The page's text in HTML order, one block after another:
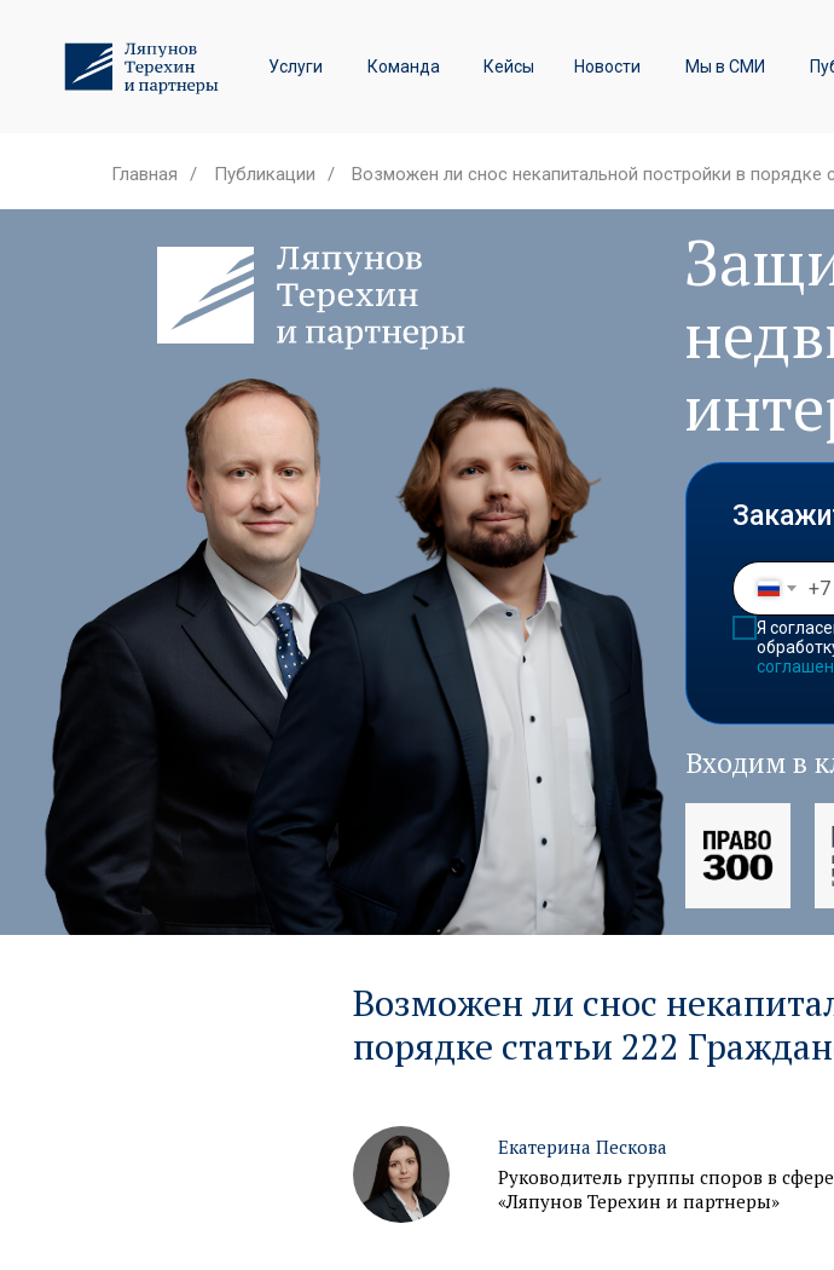
Команда
Услуги Мы в СМИ
Кейсы Новости
Лизинговые споры
Главная / Публикации / Возможен ли снос некапитальной постройки в порядке
Входим в
+7
Я
Возможен ли снос
порядке статьи 222
Екатерина Пескова
Руководитель группы споров в
«Ляпунов Терехин и партнеры»